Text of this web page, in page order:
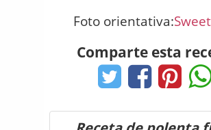
Foto orientativa:
Comparte esta